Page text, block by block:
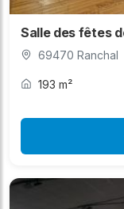
Salle des fêtes
69470 Ranchal
193 m²